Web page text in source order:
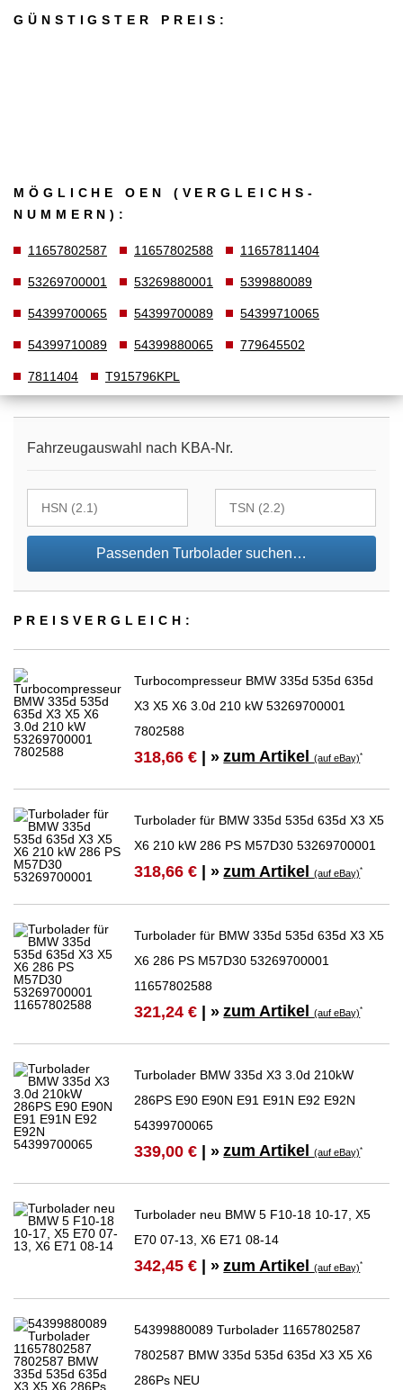
GÜNSTIGSTER PREIS:
MÖGLICHE OEN (VERGLEICHS­
NUMMERN):
11657802587 11657802588 11657811404
53269700001 53269880001 5399880089
54399700065 54399700089 54399710065
54399710089 54399880065 779645502
7811404 T915796KPL
Fahrzeugauswahl nach KBA-Nr.
Passenden Turbolader suchen…
PREIS­VER­GLEICH:
Turbocompresseur BMW 335d 535d 635d
X3 X5 X6 3.0d 210 kW 53269700001
7802588
318,66 € | » zum Artikel(auf eBay)*
Turbolader für BMW 335d 535d 635d X3 X5
X6 210 kW 286 PS M57D30 53269700001
318,66 € | » zum Artikel(auf eBay)*
Turbolader für BMW 335d 535d 635d X3 X5
X6 286 PS M57D30 53269700001
11657802588
321,24 € | » zum Artikel(auf eBay)*
Turbolader BMW 335d X3 3.0d 210kW
286PS E90 E90N E91 E91N E92 E92N
54399700065
339,00 € | » zum Artikel(auf eBay)*
Turbolader neu BMW 5 F10-18 10-17, X5
E70 07-13, X6 E71 08-14
342,45 € | » zum Artikel(auf eBay)*
54399880089 Turbolader 11657802587
7802587 BMW 335d 535d 635d X3 X5 X6
286Ps NEU